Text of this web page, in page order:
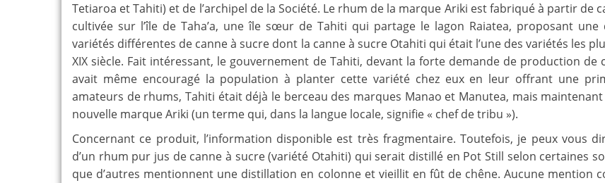
Tetiaroa et Tahiti) et de l’archipel de la Société. Le rhum de la marque Ariki est fabriqué à partir de
cultivée sur l’île de Taha’a, une île sœur de Tahiti qui partage le lagon Raiatea, proposant une
variétés différentes de canne à sucre dont la canne à sucre Otahiti qui était l’une des variétés les
XIX siècle. Fait intéressant, le gouvernement de Tahiti, devant la forte demande de production de
avait même encouragé la population à planter cette variété chez eux en leur offrant une
amateurs de rhums, Tahiti était déjà le berceau des marques Manao et Manutea, mais maintenant
nouvelle marque Ariki (un terme qui, dans la langue locale, signifie « chef de tribu »).
Concernant ce produit, l’information disponible est très fragmentaire. Toutefois, je peux vous
d’un rhum pur jus de canne à sucre (variété Otahiti) qui serait distillé en Pot Still selon certaines
que d’autres mentionnent une distillation en colonne et vieillit en fût de chêne. Aucune mention